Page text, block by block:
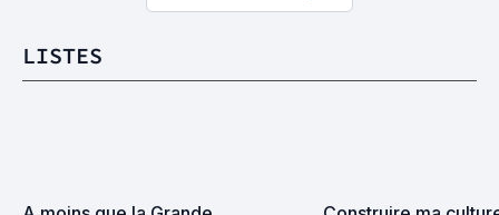
LISTES